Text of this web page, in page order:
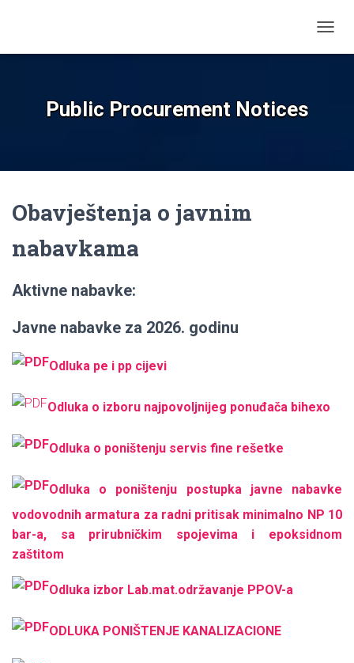
O
I
Public Procurement Notices
Obavještenja o javnim
nabavkama
Aktivne nabavke:
Javne nabavke za 2026. godinu
Оdluka pe i pp cijevi
Оdluka o izboru najpovoljnijeg ponuđača bihexo
Оdluka o poništenju servis fine rešetke
Оdluka o poništenju postupka javne nabavke
vodovodnih armatura za radni pritisak minimalno NP 10
bar-a, sa prirubničkim spojevima i epoksidnom
zaštitom
Оdluka izbor Lab.mat.održavanje PPOV-a
ОDLUKA PONIŠTENJE KANALIZACIONE